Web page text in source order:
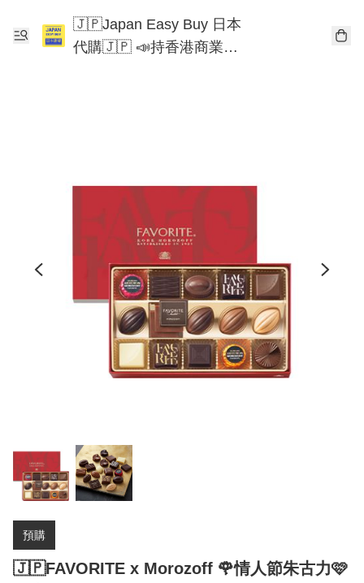
🇯🇵Japan Easy Buy 日本
代購🇯🇵 📣持香港商業登
預購
🇯🇵FAVORITE x Morozoff 🌹情人節朱古力🩷